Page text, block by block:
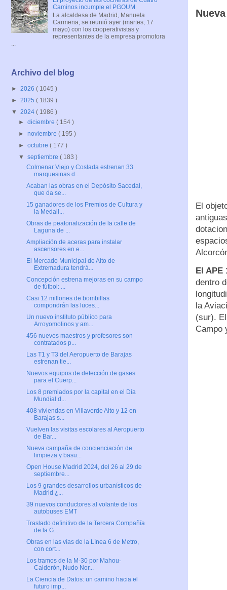
El
El APE
dentro
la
(sur).
Campo
Caminos incumple el PGOUM
La alcaldesa de Madrid, Manuela
Carmena, se reunió ayer (martes, 17
mayo) con los cooperativistas y
representantes de la empresa promotora
...
Archivo del blog
► 2026 ( 1045 )
► 2025 ( 1839 )
▼ 2024 ( 1986 )
►diciembre( 154 )
►noviembre( 195 )
►octubre( 177 )
▼septiembre( 183 )
Colmenar Viejo y Coslada estrenan 33
marquesinas d...
Acaban las obras en el Depósito Sacedal,
que da se...
15 ganadores de los Premios de Cultura y
la Medall...
Obras de peatonalización de la calle de
Laguna de ...
Ampliación de aceras para instalar
ascensores en e...
El Mercado Municipal de Alto de
Extremadura tendrá...
Concepción estrena mejoras en su campo
de fútbol: ...
Casi 12 millones de bombillas
compondrán las luces...
Un nuevo instituto público para
Arroyomolinos y am...
456 nuevos maestros y profesores son
contratados p...
Las T1 y T3 del Aeropuerto de Barajas
estrenan tie...
Nuevos equipos de detección de gases
para el Cuerp...
Los 8 premiados por la capital en el Día
Mundial d...
408 viviendas en Villaverde Alto y 12 en
Barajas s...
Vuelven las visitas escolares al Aeropuerto
de Bar...
Nueva campaña de concienciación de
limpieza y basu...
Open House Madrid 2024, del 26 al 29 de
septiembre...
Los 9 grandes desarrollos urbanísticos de
Madrid ¿...
39 nuevos conductores al volante de los
autobuses EMT
Traslado definitivo de la Tercera Compañía
de la G...
Obras en las vías de la Línea 6 de Metro,
con cort...
Los tramos de la M-30 por Mahou-
Calderón, Nudo Nor...
La Ciencia de Datos: un camino hacia el
futuro imp...